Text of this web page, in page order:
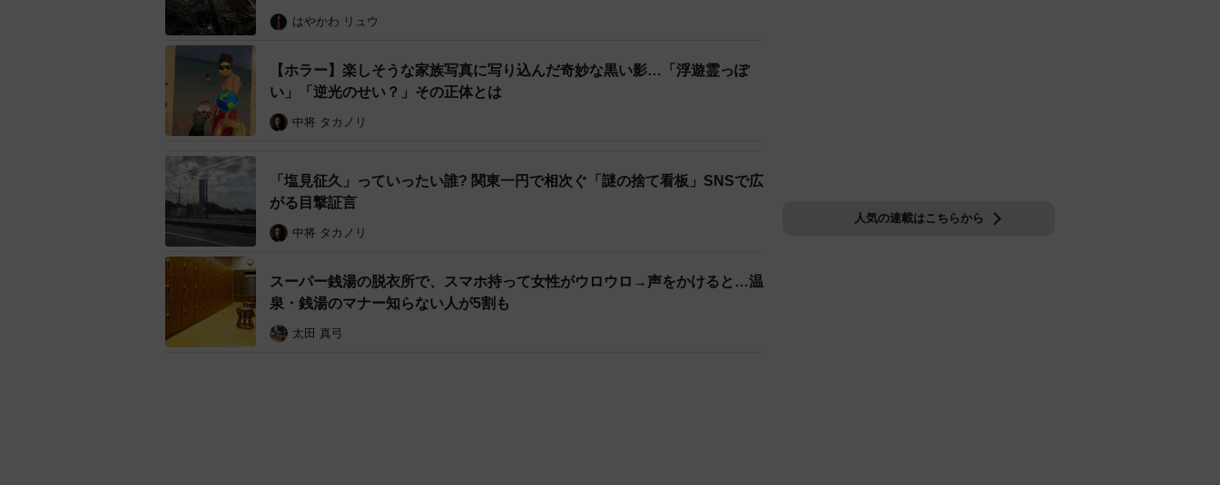
――ホラーというジャンルを選んだ理由は？
担当者：掃除で取り除く「汚れ」がホラーと相性がよく、プレイヤーにとっても受け入れて
もらいやすいのでは、と考えました。YouTubeなどゲーム配信をされる時にも、視聴者と配
信者が恐怖を共有しながら進めるホラーゲームは盛り上がるので、おもしろいジャンルだな
と考えていました。
はやかわ リュウ
【ホラー】楽しそうな家族写真に写り込んだ奇妙な黒い影…「浮遊霊っぽ
い」「逆光のせい？」その正体とは
中将 タカノリ
「塩見征久」っていったい誰? 関東一円で相次ぐ「謎の捨て看板」SNSで広
がる目撃証言
中将 タカノリ
スーパー銭湯の脱衣所で、スマホ持って女性がウロウロ→声をかけると…温
泉・銭湯のマナー知らない人が5割も
太田 真弓
人気の連載はこちらから